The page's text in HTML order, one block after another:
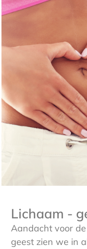
Lichaam -
Aandacht voor
geest zien we in